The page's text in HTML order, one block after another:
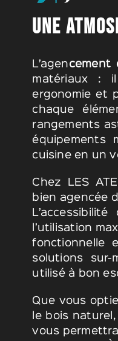
UNE
L’agencement
matériaux :
ergonomie et
chaque
rangements
équipements
cuisine en un
Chez LES
bien agencée
l’utilisation
fonctionnelle
solutions
utilisé à bon
Que vous
le bois
vous